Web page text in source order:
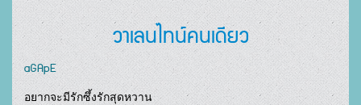
วาเลนไทน์คนเดียว
aGApE
อยากจะมีรักซึ้งรักสุดหวาน